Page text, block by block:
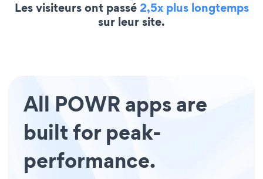
Les visiteurs ont passé2,5x plus longtemps
sur leur site.
All POWR apps are
built for peak-
performance.